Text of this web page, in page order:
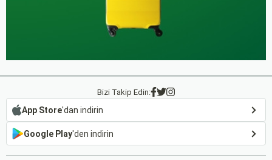
Bizi Takip Edin:
App Store'dan indirin
Google Play'den indirin